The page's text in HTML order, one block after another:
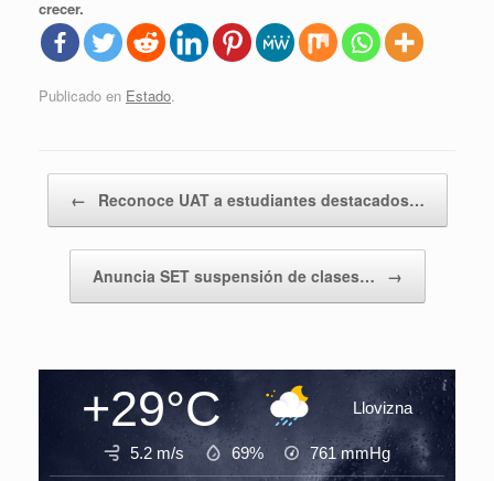
crecer.
Publicado en Estado.
← Reconoce UAT a estudiantes destacados…
Anuncia SET suspensión de clases… →
+29°C Llovizna
5.2 m/s 69% 761mmHg